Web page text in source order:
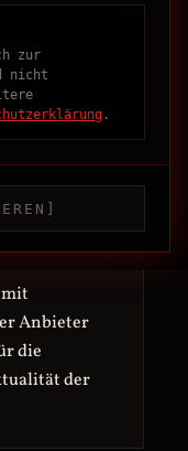
zur
nicht
.
für
ist auf
Anbieter
die
der